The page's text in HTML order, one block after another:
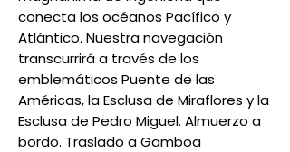
conecta los océanos Pacífico y
Atlántico. Nuestra navegación
transcurrirá a través de los
emblemáticos Puente de las
Américas, la Esclusa de Miraflores y la
Esclusa de Pedro Miguel. Almuerzo a
bordo. Traslado a Gamboa